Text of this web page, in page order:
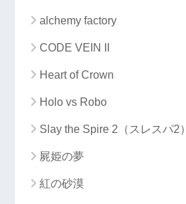
alchemy factory
CODE VEIN II
Heart of Crown
Holo vs Robo
Slay the Spire 2（スレスパ2）
屍姫の夢
紅の砂漠